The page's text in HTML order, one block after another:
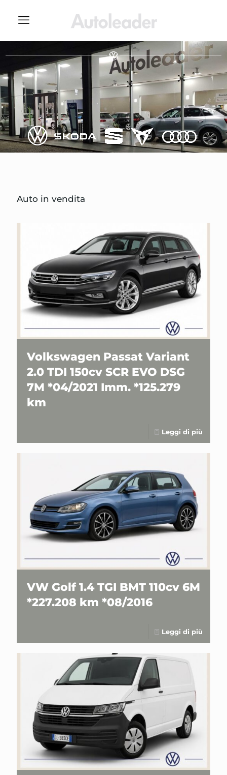
Auto in vendita
Volkswagen Passat Variant
2.0 TDI 150cv SCR EVO DSG
7M *04/2021 Imm. *125.279
km
Leggi di più
VW Golf 1.4 TGI BMT 110cv 6M
*227.208 km *08/2016
Leggi di più